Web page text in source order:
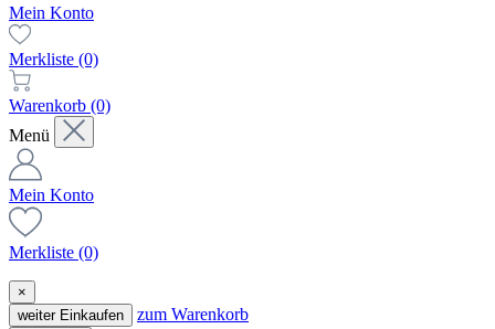
Mein Konto
Merkliste (0)
Warenkorb (0)
Menü
Mein Konto
Merkliste (0)
×
weiter Einkaufen
zum Warenkorb